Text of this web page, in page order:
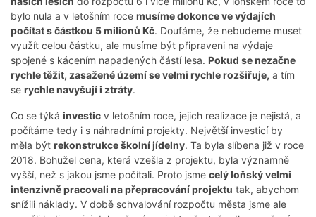
bylo nula a v letošním roce musíme dokonce ve výdajích
počítat s částkou 5 milionů Kč. Doufáme, že nebudeme muset
využít celou částku, ale musíme být připraveni na výdaje
spojené s kácením napadených částí lesa. Pokud se nezačne
rychle těžit, zasažené území se velmi rychle rozšiřuje, a tím
se rychle navyšují i ztráty.
Co se týká investic v letošním roce, jejich realizace je nejistá, a
počítáme tedy i s náhradními projekty. Největší investicí by
měla být rekonstrukce školní jídelny. Ta byla slíbena již v roce
2018. Bohužel cena, která vzešla z projektu, byla významně
vyšší, než s jakou jsme počítali. Proto jsme celý loňský velmi
intenzivně pracovali na přepracování projektu tak, abychom
snížili náklady. V době schvalování rozpočtu města jsme ale